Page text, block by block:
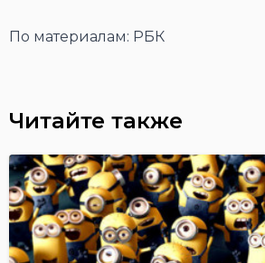
По материалам: РБК
Читайте также